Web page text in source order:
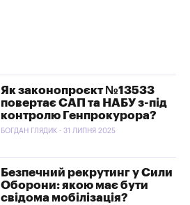
Як законопроєкт №13533
повертає САП та НАБУ з-під
контролю Генпрокурора?
БОГДАН ГЛЯДИК - 31 ЛИПНЯ 2025
Безпечний рекрутинг у Сили
Оборони: якою має бути
свідома мобілізація?